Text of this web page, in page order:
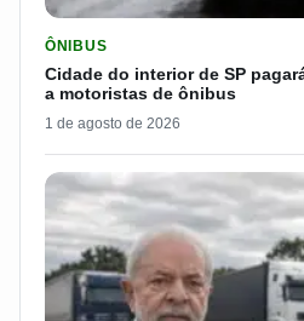
ÔNIBUS
Cidade do interior de SP
a motoristas de ônibus
1 de agosto de 2026